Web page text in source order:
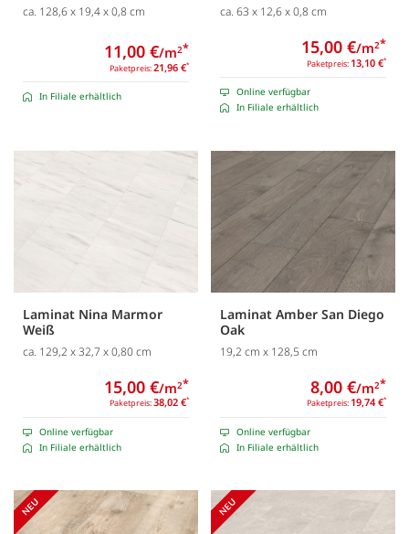
ca. 128,6 x 19,4 x 0,8 cm
Paketpreis:21,96 €*
11,00 €/m2*
In Filiale erhältlich
ca. 63 x 12,6 x 0,8 cm
Paketpreis: 13,10 €*
15,00 €/m2*
Online verfügbar
In Filiale erhältlich
Laminat Nina Marmor
Weiß
ca. 129,2 x 32,7 x 0,80 cm
Paketpreis:38,02 €*
15,00 €/m2*
Online verfügbar
In Filiale erhältlich
Laminat Amber San Diego
Oak
19,2 cm x 128,5 cm
Paketpreis: 19,74 €*
8,00 €/m2*
Online verfügbar
In Filiale erhältlich